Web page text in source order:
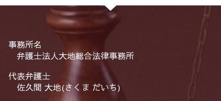
事務所名
弁護士法人大地総合法律事務所
代表弁護士
佐久間 大地(さくま だいち)